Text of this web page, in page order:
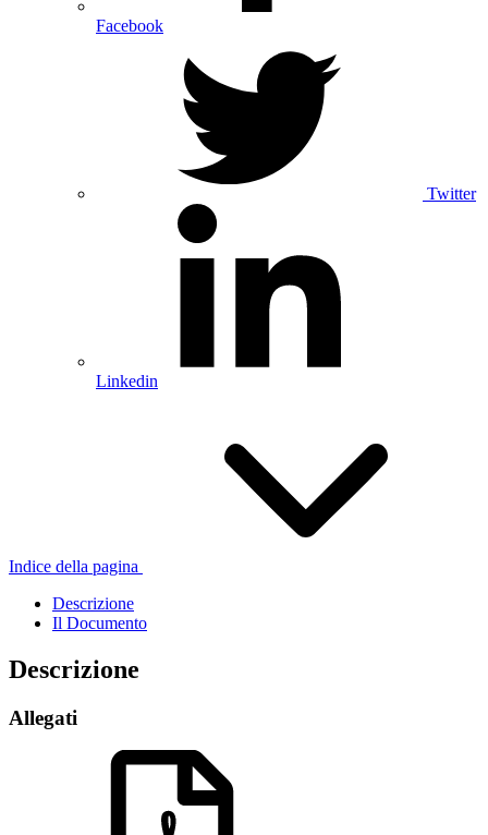
Facebook
Twitter
Linkedin
Indice della pagina
Descrizione
Il Documento
Descrizione
Allegati